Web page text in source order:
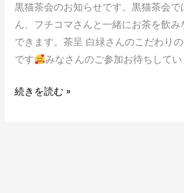
黒猫茶会のお知らせです。黒猫茶会で
ん、フチコマさんと一緒にお茶を飲
できます。茶呈 白緑さんのこだわり
です
みなさんのご参加お待ちして
続きを読む »